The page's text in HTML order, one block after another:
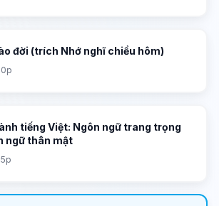
đời (trích Nhớ nghĩ chiều hôm)
tiếng Việt: Ngôn ngữ trang trọng
ngữ thân mật